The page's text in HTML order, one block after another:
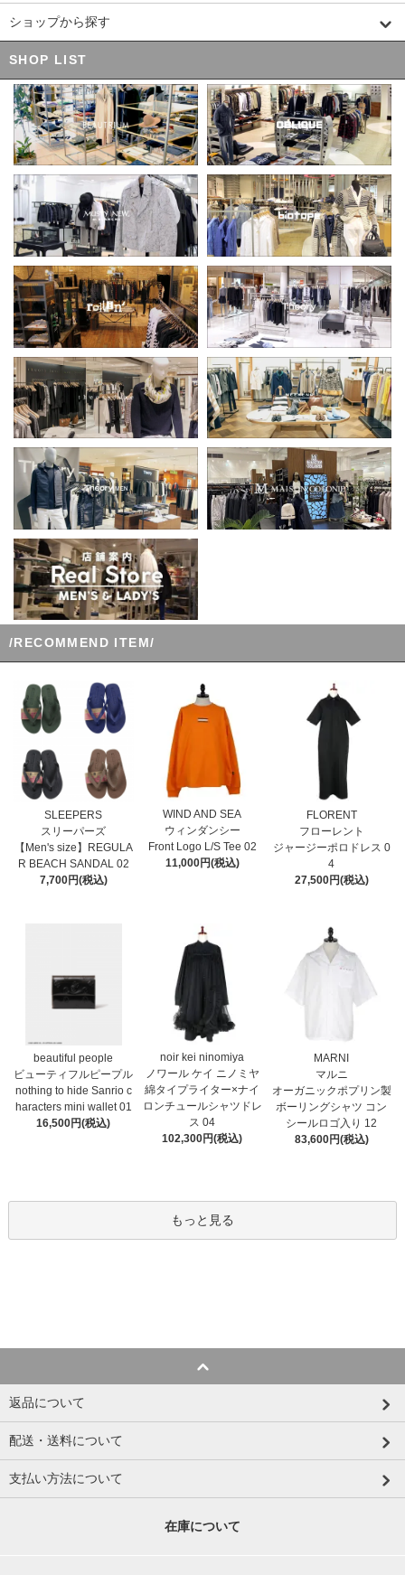
ショップから探す
SHOP LIST
/RECOMMEND ITEM/
SLEEPERS
スリーパーズ
【Men's size】REGULA
R BEACH SANDAL 02
7,700円(税込)
WIND AND SEA
ウィンダンシー
Front Logo L/S Tee 02
11,000円(税込)
FLORENT
フローレント
ジャージーポロドレス 0
4
27,500円(税込)
beautiful people
ビューティフルピープル
nothing to hide Sanrio c
haracters mini wallet⁠ 01
16,500円(税込)
noir kei ninomiya
ノワール ケイ ニノミヤ
綿タイプライター×ナイ
ロンチュールシャツドレ
ス 04
102,300円(税込)
MARNI
マルニ
オーガニックポプリン製
ボーリングシャツ コン
シールロゴ入り 12
83,600円(税込)
もっと見る
返品について
配送・送料について
支払い方法について
在庫について